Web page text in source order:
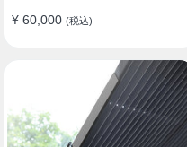
¥ 60,000 (税込)